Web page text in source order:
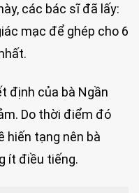
các bác sĩ đã lấy:
mạc để ghép cho 6
định của bà Ngần
Do thời điểm đó
hiến tạng nên bà
ít điều tiếng.